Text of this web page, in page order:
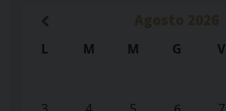
L M M G V